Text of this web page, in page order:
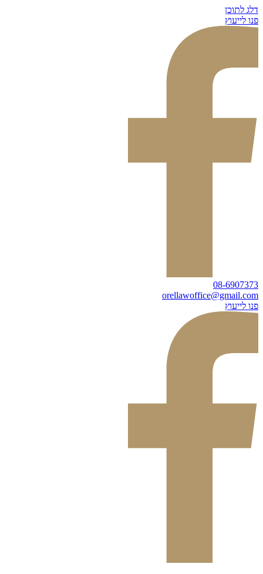
דלג לתוכן
פנו לייעוץ
08-6907373
orellawoffice@gmail.com
פנו לייעוץ